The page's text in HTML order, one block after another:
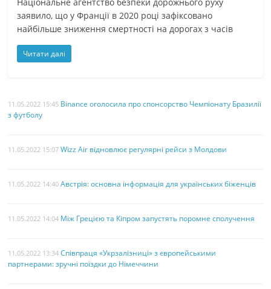
заявило, що у Франції в 2020 році зафіксовано
найбільше зниження смертності на дорогах з часів
Читати далі
11.05.2022 15:45 Binance оголосила про спонсорство Чемпіонату Бразилії
з футболу
11.05.2022 15:07 Wizz Air відновлює регулярні рейси з Молдови
11.05.2022 14:40 Австрія: основна інформація для українських біженців
11.05.2022 14:04 Між Грецією та Кіпром запустять поромне сполучення
11.05.2022 13:34 Співпраця «Укрзалізниці» з європейськими
партнерами: зручні поїздки до Німеччини